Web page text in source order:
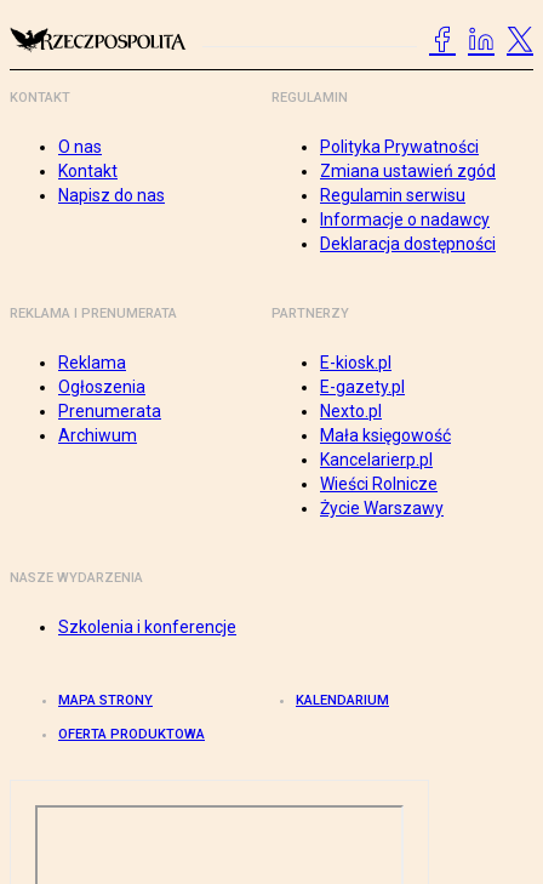
KONTAKT
O nas
Kontakt
Napisz do nas
REGULAMIN
Polityka Prywatności
Zmiana ustawień zgód
Regulamin serwisu
Informacje o nadawcy
Deklaracja dostępności
REKLAMA I PRENUMERATA
Reklama
Ogłoszenia
Prenumerata
Archiwum
PARTNERZY
E-kiosk.pl
E-gazety.pl
Nexto.pl
Mała księgowość
Kancelarierp.pl
Wieści Rolnicze
Życie Warszawy
NASZE WYDARZENIA
Szkolenia i konferencje
MAPA STRONY KALENDARIUM
OFERTA PRODUKTOWA